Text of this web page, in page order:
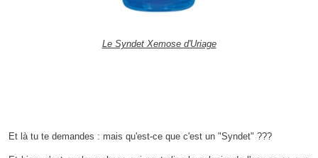
Le Syndet Xemose d'Uriage
Et là tu te demandes : mais qu'est-ce que c'est un "Syndet" ???